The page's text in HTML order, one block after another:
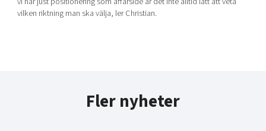
vilken riktning man ska välja, ler Christian.
Fler nyheter